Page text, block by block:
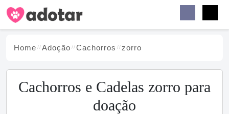
Home Adoção Cachorros zorro
Cachorros e Cadelas zorro para
doação